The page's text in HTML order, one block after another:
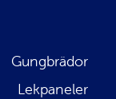
Gungbrädor
Lekpaneler